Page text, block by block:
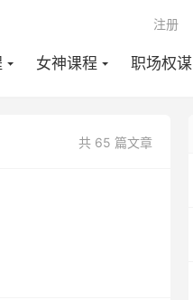
女神课程 职场权谋
注册
共 65 篇文章